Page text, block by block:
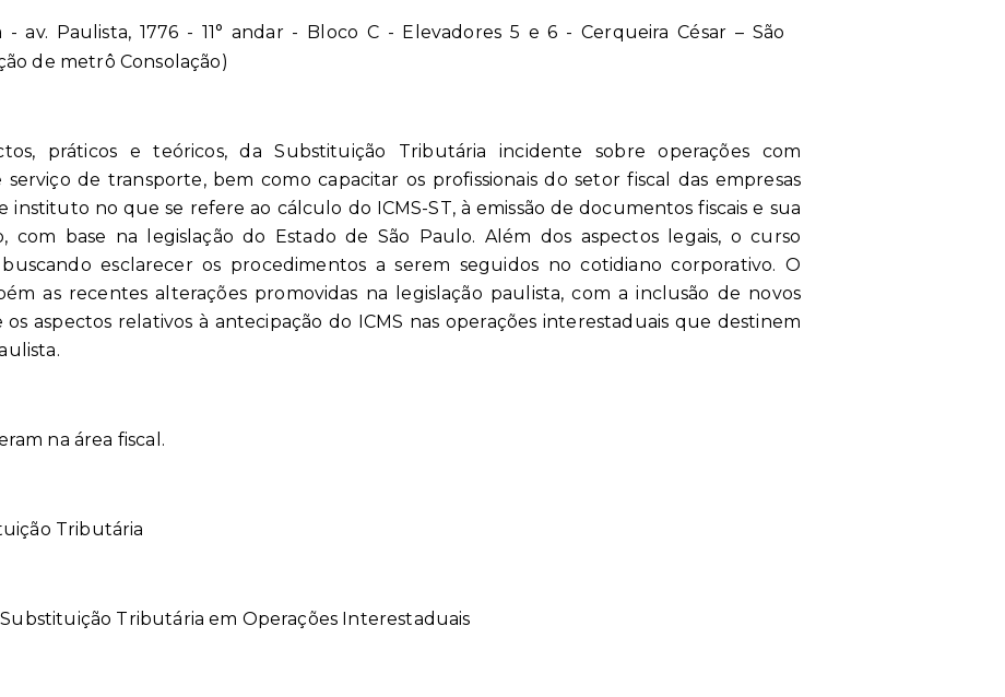
av. Paulista, 1776 - 11° andar - Bloco C - Elevadores 5 e 6 - Cerqueira César – São
de metrô Consolação)
práticos e teóricos, da Substituição Tributária incidente sobre operações com
de transporte, bem como capacitar os profissionais do setor fiscal das empresas
instituto no que se refere ao cálculo do ICMS-ST, à emissão de documentos fiscais e sua
com base na legislação do Estado de São Paulo. Além dos aspectos legais, o curso
esclarecer os procedimentos a serem seguidos no cotidiano corporativo. O
as recentes alterações promovidas na legislação paulista, com a inclusão de novos
os aspectos relativos à antecipação do ICMS nas operações interestaduais que destinem
na área fiscal.
Tributária
Substituição Tributária em Operações Interestaduais